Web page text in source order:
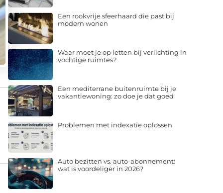
Een rookvrije sfeerhaard die past bij
modern wonen
Waar moet je op letten bij verlichting in
vochtige ruimtes?
Een mediterrane buitenruimte bij je
vakantiewoning: zo doe je dat goed
Problemen met indexatie oplossen
Auto bezitten vs. auto-abonnement:
wat is voordeliger in 2026?